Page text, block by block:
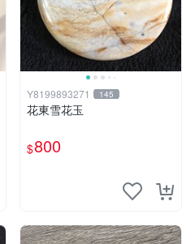
Y8199893271 145
花東雪花玉
$800